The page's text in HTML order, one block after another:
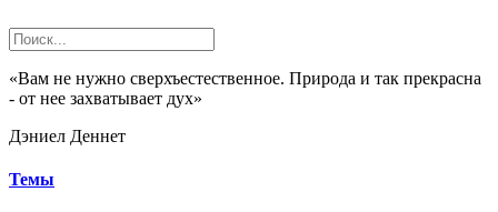
«Вам не нужно сверхъестественное. Природа и так прекрасна
- от нее захватывает дух»
Дэниел Деннет
Темы